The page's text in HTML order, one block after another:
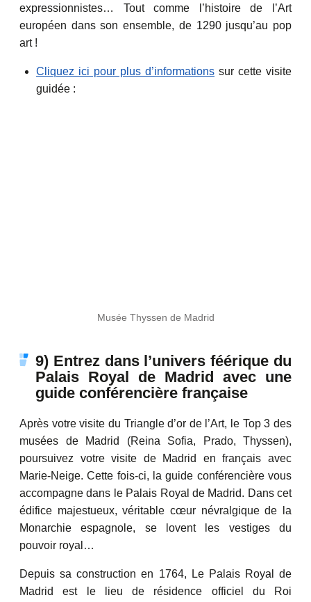
expressionnistes… Tout comme l’histoire de l’Art
européen dans son ensemble, de 1290 jusqu’au pop
art !
Cliquez ici pour plus d’informations sur cette visite
guidée :
Musée Thyssen de Madrid
9) Entrez dans l’univers féérique du
Palais Royal de Madrid avec une
guide conférencière française
Après votre visite du Triangle d’or de l’Art, le Top 3 des
musées de Madrid (Reina Sofia, Prado, Thyssen),
poursuivez votre visite de Madrid en français avec
Marie-Neige. Cette fois-ci, la guide conférencière vous
accompagne dans le Palais Royal de Madrid. Dans cet
édifice majestueux, véritable cœur névralgique de la
Monarchie espagnole, se lovent les vestiges du
pouvoir royal…
Depuis sa construction en 1764, Le Palais Royal de
Madrid est le lieu de résidence officiel du Roi